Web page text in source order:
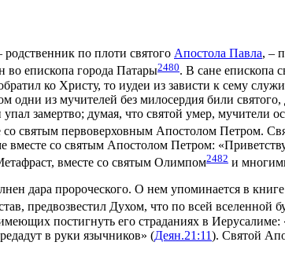
родственник по плоти святого Апостола Павла, –
епископа города Патары2480. В сане епископа
ко Христу, то иудеи из зависти к сему
одни из мучителей без милосердия били
замертво; думая, что святой умер,
со святым первоверховным Апостолом Петром.
вместе со святым Апостолом Петром:
вместе со святым Олимпом2482 и
дара пророческого. О нем упоминается в
предвозвестил Духом, что по всей вселенной
постигнуть его страданиях в Иерусалиме:
в руки язычников» (Деян.21:11). Святой